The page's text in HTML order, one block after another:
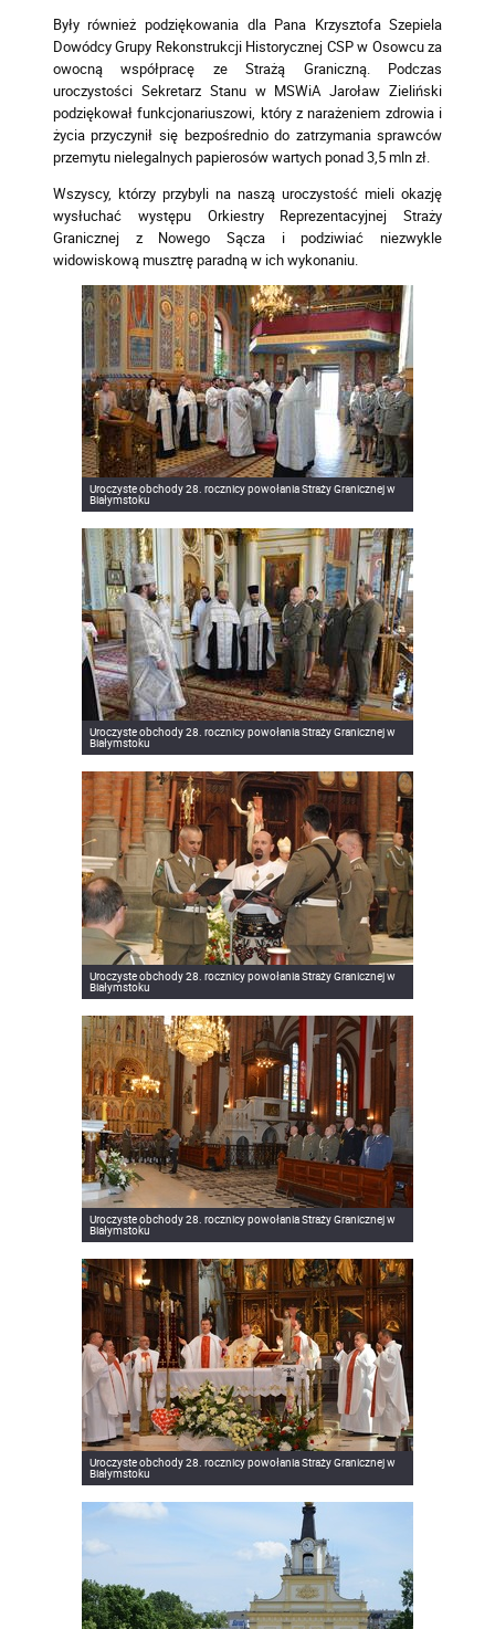
Były również podziękowania dla Pana Krzysztofa Szepiela
Dowódcy Grupy Rekonstrukcji Historycznej CSP w Osowcu za
owocną współpracę ze Strażą Graniczną. Podczas
uroczystości Sekretarz Stanu w MSWiA Jaroław Zieliński
podziękował funkcjonariuszowi, który z narażeniem zdrowia i
życia przyczynił się bezpośrednio do zatrzymania sprawców
przemytu nielegalnych papierosów wartych ponad 3,5 mln zł.
Wszyscy, którzy przybyli na naszą uroczystość mieli okazję
wysłuchać występu Orkiestry Reprezentacyjnej Straży
Granicznej z Nowego Sącza i podziwiać niezwykle
widowiskową musztrę paradną w ich wykonaniu.
Uroczyste obchody 28. rocznicy powołania Straży Granicznej w
Białymstoku
Uroczyste obchody 28. rocznicy powołania Straży Granicznej w
Białymstoku
Uroczyste obchody 28. rocznicy powołania Straży Granicznej w
Białymstoku
Uroczyste obchody 28. rocznicy powołania Straży Granicznej w
Białymstoku
Uroczyste obchody 28. rocznicy powołania Straży Granicznej w
Białymstoku